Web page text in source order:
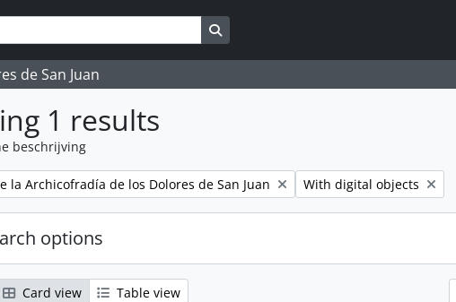
Search in browse page
de San Juan
1 results
beschrijving
la Archicofradía de los Dolores de San Juan Remove filter:
With digital objects
options
Card view Table view